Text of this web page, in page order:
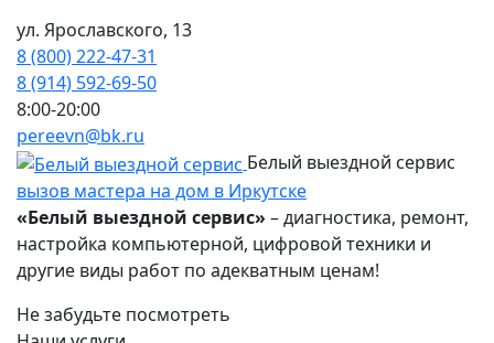
ул. Ярославского, 13
8 (800) 222-47-31
8 (914) 592-69-50
8:00-20:00
pereevn@bk.ru
Белый выездной сервис
вызов мастера на дом в Иркутске
«Белый выездной сервис» – диагностика, ремонт,
настройка компьютерной, цифровой техники и
другие виды работ по адекватным ценам!
Не забудьте посмотреть